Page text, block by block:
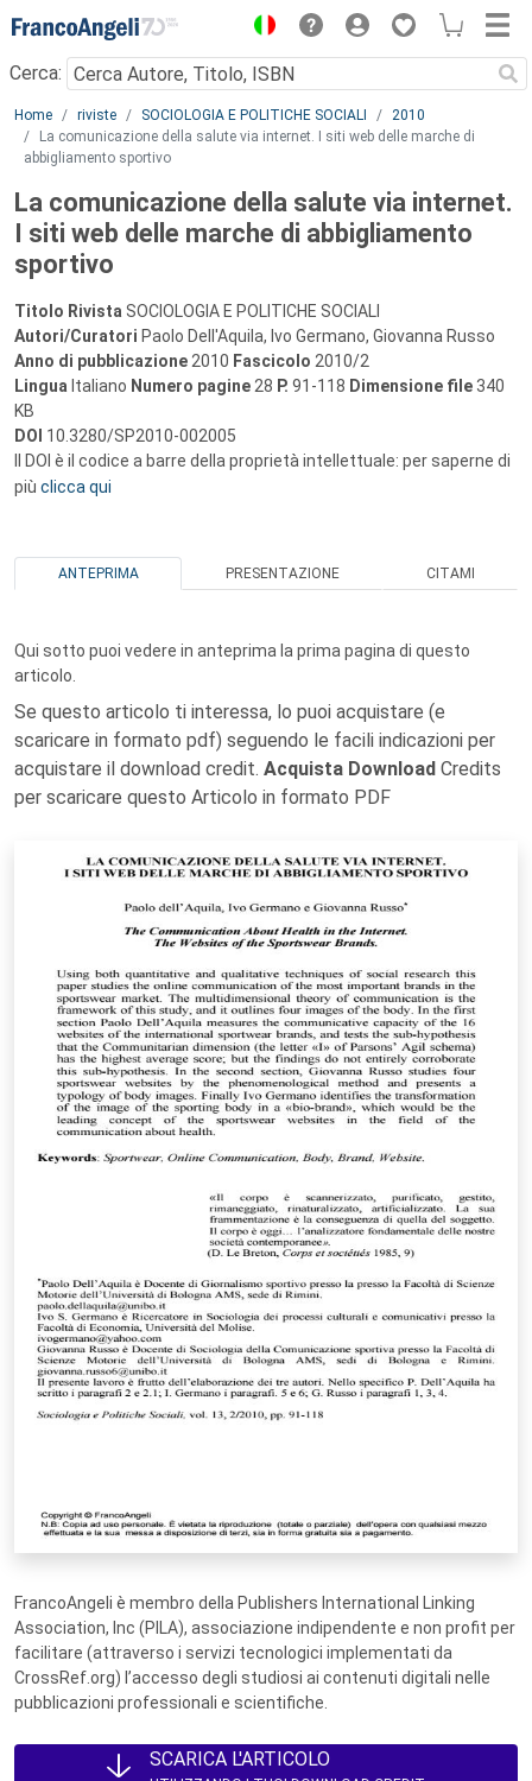
Menu
Cerca:
Main content
Home riviste SOCIOLOGIA E POLITICHE SOCIALI
2010
La comunicazione della salute via internet. I siti web delle marche di
abbigliamento sportivo
La comunicazione della salute via internet.
I siti web delle marche di abbigliamento
sportivo
Titolo Rivista SOCIOLOGIA E POLITICHE SOCIALI
Autori/Curatori Paolo Dell'Aquila, Ivo Germano, Giovanna Russo
Anno di pubblicazione 2010 Fascicolo 2010/2
Lingua Italiano Numero pagine 28 P. 91-118 Dimensione file 340
KB
DOI 10.3280/SP2010-002005
Il DOI è il codice a barre della proprietà intellettuale: per saperne di
più clicca qui
ANTEPRIMA PRESENTAZIONE CITAMI
Qui sotto puoi vedere in anteprima la prima pagina di questo
articolo.
Se questo articolo ti interessa, lo puoi acquistare (e
scaricare in formato pdf) seguendo le facili indicazioni per
acquistare il download credit. Acquista Download Credits
per scaricare questo Articolo in formato PDF
FrancoAngeli è membro della Publishers International Linking
Association, Inc (PILA), associazione indipendente e non profit per
facilitare (attraverso i servizi tecnologici implementati da
CrossRef.org) l’accesso degli studiosi ai contenuti digitali nelle
pubblicazioni professionali e scientifiche.
SCARICA L'ARTICOLO